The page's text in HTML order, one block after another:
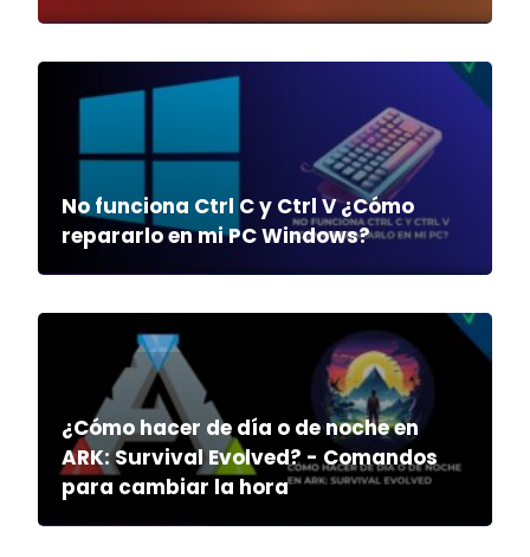
No funciona Ctrl C y Ctrl V ¿Cómo
repararlo en mi PC Windows?
¿Cómo hacer de día o de noche en
ARK: Survival Evolved? - Comandos
para cambiar la hora